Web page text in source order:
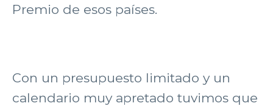
Premio de esos países.
Con un presupuesto limitado y un
calendario muy apretado tuvimos que